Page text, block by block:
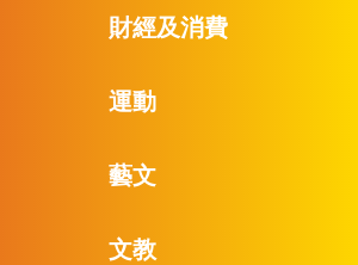
財經及消費
運動
藝文
文教